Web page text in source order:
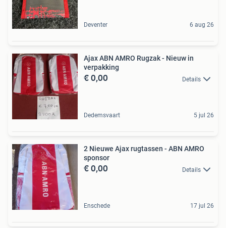
Deventer 6 aug 26
Ajax ABN AMRO Rugzak - Nieuw in
verpakking
€ 0,00 Details
Dedemsvaart 5 jul 26
2 Nieuwe Ajax rugtassen - ABN AMRO
sponsor
€ 0,00 Details
Enschede 17 jul 26